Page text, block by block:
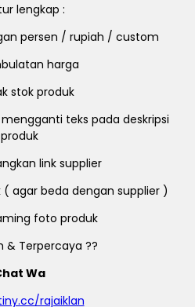
lengkap :
persen / rupiah / custom
harga
stok produk
teks pada deskripsi
produk
link supplier
agar beda dengan supplier )
foto produk
& Terpercaya ??
Wa
rajaiklan